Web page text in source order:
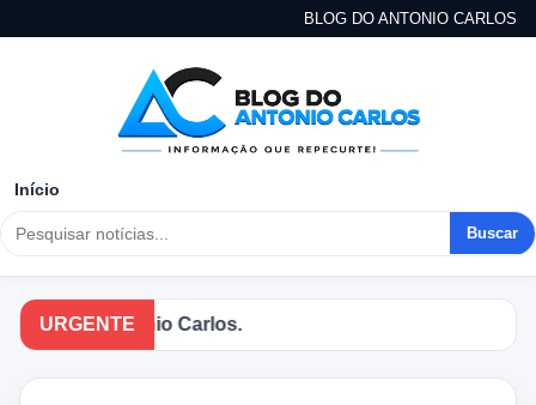
BLOG DO ANTONIO CARLOS
Início
Buscar
URGENTE
do Antonio Carlos.